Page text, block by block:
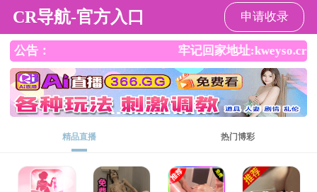
杏吧
杏吧概况 本科生教育